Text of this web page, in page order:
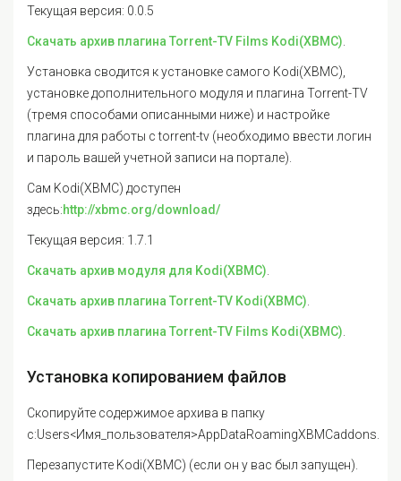
Текущая версия: 0.0.5
Скачать архив плагина Torrent-TV Films Kodi(XBMC).
Установка сводится к установке самого Kodi(XBMC),
установке дополнительного модуля и плагина Torrent-TV
(тремя способами описанными ниже) и настройке
плагина для работы с torrent-tv (необходимо ввести логин
и пароль вашей учетной записи на портале).
Сам Kodi(XBMC) доступен
здесь:http://xbmc.org/download/
Текущая версия: 1.7.1
Скачать архив модуля для Kodi(XBMC).
Скачать архив плагина Torrent-TV Kodi(XBMC).
Скачать архив плагина Torrent-TV Films Kodi(XBMC).
Установка копированием файлов
Скопируйте содержимое архива в папку
c:Users<Имя_пользователя>AppDataRoamingXBMCaddons.
Перезапустите Kodi(XBMC) (если он у вас был запущен).